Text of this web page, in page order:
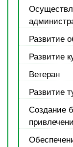
Развитие
Развитие
Ветеран
Развитие
Создание